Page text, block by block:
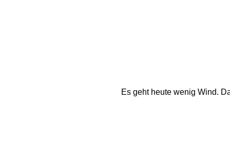
Es geht heute wenig Wind.